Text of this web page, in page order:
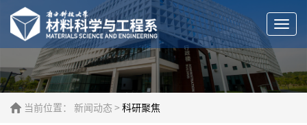
当前位置： 新闻动态 > 科研聚焦